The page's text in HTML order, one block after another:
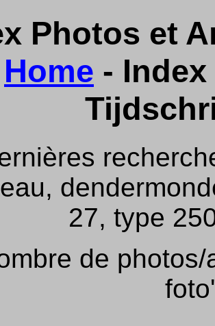
Photos et
Home -
27, type
de